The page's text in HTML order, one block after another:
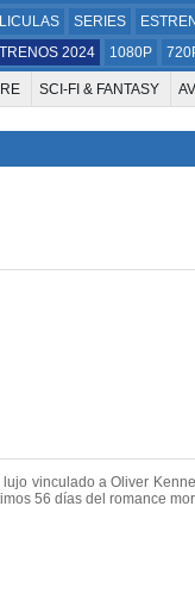
SERIES
2024
1080P
SCI-FI & FANTASY
vinculado a Oliver
56 días del romance